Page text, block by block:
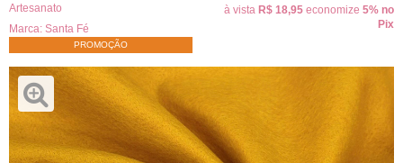
Artesanato
Marca: Santa Fé
PROMOÇÃO
à vista R$ 18,95 economize 5% no
Pix